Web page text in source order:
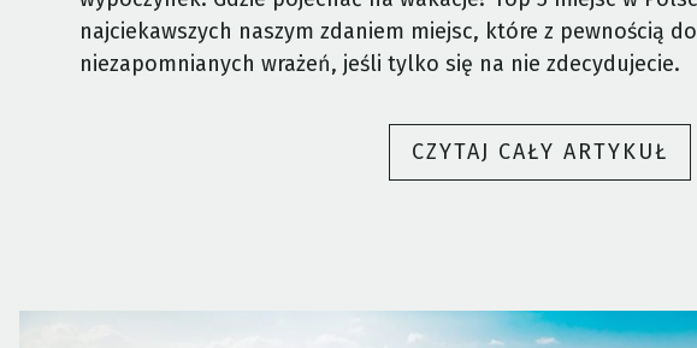
najciekawszych naszym zdaniem miejsc, które z pewnością
niezapomnianych wrażeń, jeśli tylko się na nie zdecydujecie.
CZYTAJ CAŁY ARTYKUŁ
5